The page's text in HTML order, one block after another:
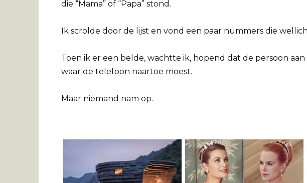
die “Mama” of “Papa” stond.
Ik scrolde door de lijst en vond een paar nummers die
Toen ik er een belde, wachtte ik, hopend dat de persoon
waar de telefoon naartoe moest.
Maar niemand nam op.